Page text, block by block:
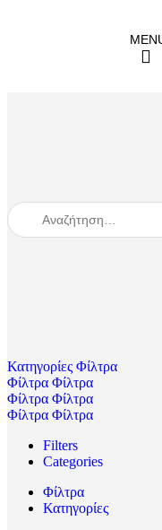
Κατηγορίες Φίλτρα
Φίλτρα Φίλτρα
Φίλτρα Φίλτρα
Φίλτρα Φίλτρα
Filters
Categories
Φίλτρα
Κατηγορίες